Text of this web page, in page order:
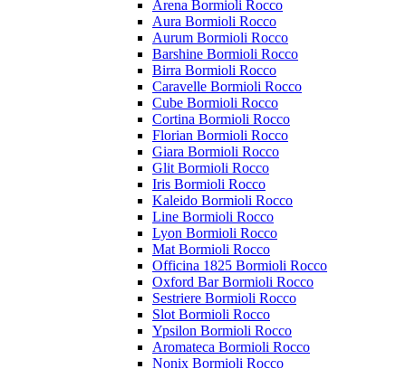
Arena Bormioli Rocco
Aura Bormioli Rocco
Aurum Bormioli Rocco
Barshine Bormioli Rocco
Birra Bormioli Rocco
Caravelle Bormioli Rocco
Cube Bormioli Rocco
Cortina Bormioli Rocco
Florian Bormioli Rocco
Giara Bormioli Rocco
Glit Bormioli Rocco
Iris Bormioli Rocco
Kaleido Bormioli Rocco
Line Bormioli Rocco
Lyon Bormioli Rocco
Mat Bormioli Rocco
Officina 1825 Bormioli Rocco
Oxford Bar Bormioli Rocco
Sestriere Bormioli Rocco
Slot Bormioli Rocco
Ypsilon Bormioli Rocco
Aromateca Bormioli Rocco
Nonix Bormioli Rocco